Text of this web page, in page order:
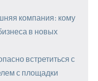
компания: кому
в новых
встретиться с
с площадки